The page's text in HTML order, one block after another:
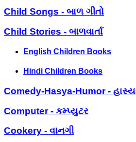
Child Songs - બાળ ગીતો
Child Stories - બાળવાર્તા
English Children Books
Hindi Children Books
Comedy-Hasya-Humor - હાસ્ય
Computer - કમ્પ્યુટર
Cookery - વાનગી